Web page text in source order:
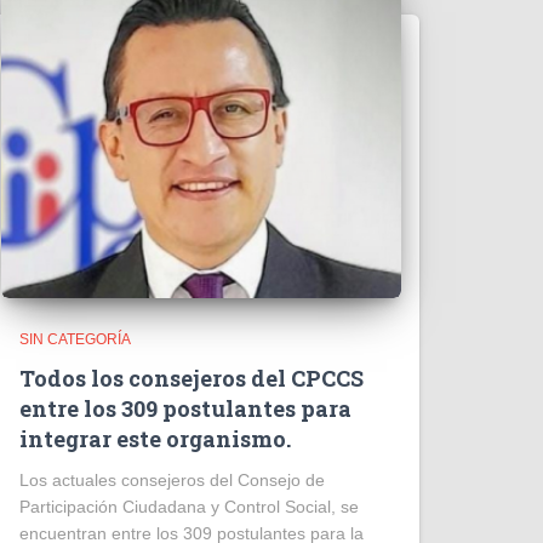
SIN CATEGORÍA
Todos los consejeros del CPCCS
entre los 309 postulantes para
integrar este organismo.
Los actuales consejeros del Consejo de
Participación Ciudadana y Control Social, se
encuentran entre los 309 postulantes para la